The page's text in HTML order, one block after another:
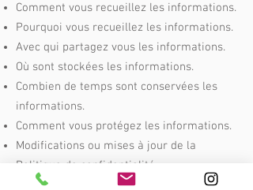
Comment vous recueillez les informations.
Pourquoi vous recueillez les informations.
Avec qui partagez vous les informations.
Où sont stockées les informations.
Combien de temps sont conservées les
informations.
Comment vous protégez les informations.
Modifications ou mises à jour de la
Politique de confidentialité.